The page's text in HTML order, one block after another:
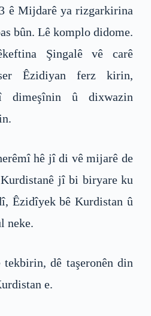
ê Mijdarê ya rizgarkirina
bûn. Lê komplo didome.
Şingalê vê carê
Êzidiyan ferz kirin,
dimeşînin û dixwazin
hê jî di vê mijarê de
jî bi biryare ku
Êzidîyek bê Kurdistan û
neke.
dê taşeronên din
e.